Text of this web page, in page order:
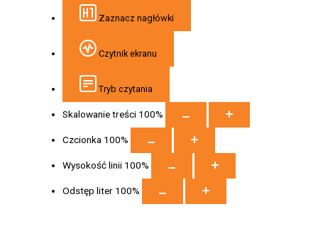
Zaznacz nagłówki
Czytnik ekranu
Tryb czytania
Skalowanie treści 100%
Czcionka 100%
Wysokość linii 100%
Odstęp liter 100%